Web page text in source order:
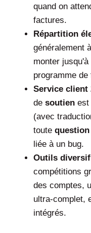
quand on
factures.
Répartition
généralement
monter
programme de
Service client
de soutien est
(avec
toute question
liée à un bug.
Outils
compétitions
des comptes,
ultra-complet,
intégrés.